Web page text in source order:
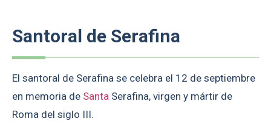
Santoral de Serafina
El santoral de Serafina se celebra el 12 de septiembre
en memoria de Santa Serafina, virgen y mártir de
Roma del siglo III.